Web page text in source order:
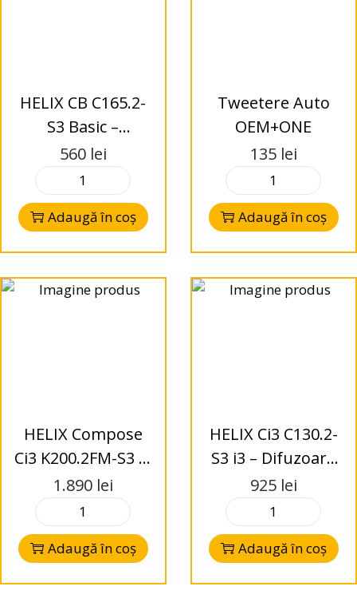
HELIX CB C165.2-
S3 Basic –
Difuzoare Coaxial
165mm – 2-Way –
3 Ohms
560 lei
Adaugă în coș
Tweetere Auto
OEM+ONE
135 lei
Adaugă în coș
HELIX Compose
Ci3 K200.2FM-S3 i3
– Difuzoare Kit
200mm -2-Way – 3
Ohms
1.890 lei
Adaugă în coș
HELIX Ci3 C130.2-
S3 i3 – Difuzoare
Coaxial130mm – 3
Ohms
925 lei
Adaugă în coș